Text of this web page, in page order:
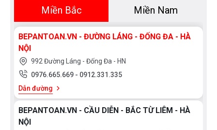
cao và dễ dàng vệ sinh
+ Công nghệ Warm spa sẽ tạo ra dòng nước ấm áp
hơn nhờ hạn chế việc thoát nhiệt. Dòng chảy nhẹ nhàng
giúp ngăn chặn quá trình tản nhiệt. Nước ôm lấy và
nhanh chóng làm ấm cơ thể. Chức năng này không chỉ
được tích hợp ở Vòi Sen mà cả ở ống xả và dẫn
nước cầm tay, thích hợp cho những lúc bạn thật sự
cần thư giãn, hay trước khi ngủ.
Miền Bắc Miền Nam
BEPANTOAN.VN - ĐƯỜNG LÁNG - ĐỐNG ĐA - HÀ
NỘI
992 Đường Láng - Đống Đa - HN
0976.665.669 - 0912.331.335
Dẫn đường
BEPANTOAN.VN - CẦU DIỄN - BẮC TỪ LIÊM - HÀ
NỘI